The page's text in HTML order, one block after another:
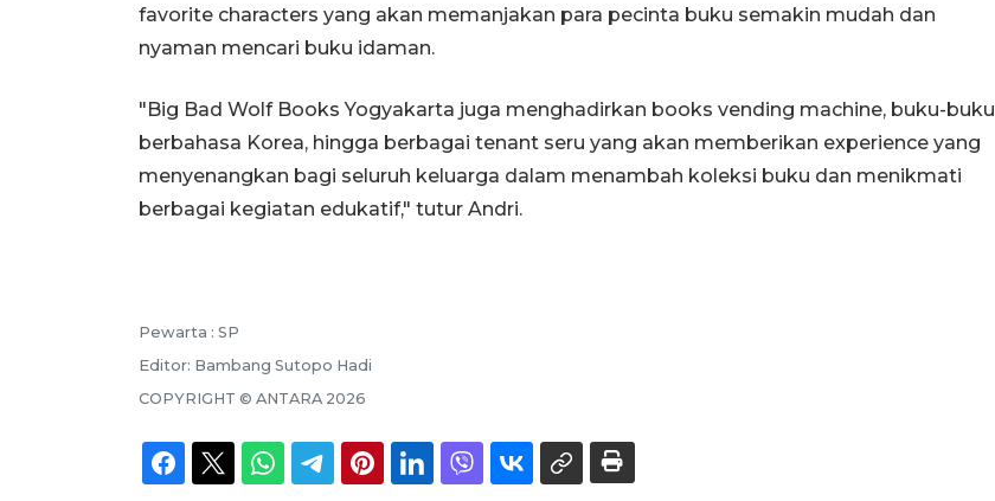
favorite characters yang akan memanjakan para pecinta buku semakin mudah dan
nyaman mencari buku idaman.
"Big Bad Wolf Books Yogyakarta juga menghadirkan books vending machine, buku-buku
berbahasa Korea, hingga berbagai tenant seru yang akan memberikan experience yang
menyenangkan bagi seluruh keluarga dalam menambah koleksi buku dan menikmati
berbagai kegiatan edukatif," tutur Andri.
Pewarta : SP
Editor: Bambang Sutopo Hadi
COPYRIGHT © ANTARA 2026